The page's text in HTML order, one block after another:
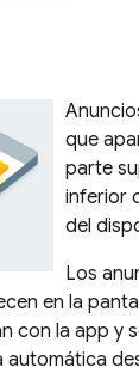
que
parte
inferior
del
Los
en la
con la app y